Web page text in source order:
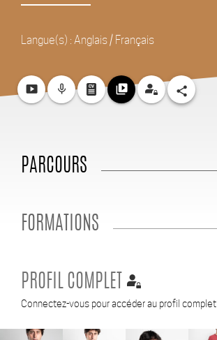
Langue(s) : Anglais / Français
smart_display mic_none video_library share
PARCOURS
FORMATIONS
PROFIL COMPLET
Connectez-vous pour accéder au profil complet